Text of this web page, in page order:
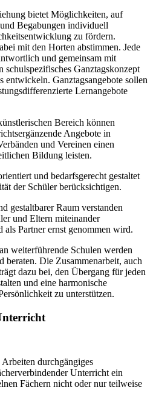
bietet Möglichkeiten, auf
Begabungen individuell
zu fördern.
mit den Horten abstimmen. Jede
und gemeinsam mit
schulspezifisches Ganztagskonzept
entwickeln. Ganztagsangebote sollen
Lernangebote
Bereich können
Angebote in
und Vereinen einen
Bildung leisten.
und bedarfsgerecht gestaltet
der Schüler berücksichtigen.
gestaltbarer Raum verstanden
und Eltern miteinander
Partner ernst genommen wird.
weiterführende Schulen werden
beraten. Die Zusammenarbeit, auch
dazu bei, den Übergang für jeden
und eine harmonische
zu unterstützen.
durchgängiges
Unterricht ein
Fächern nicht oder nur teilweise